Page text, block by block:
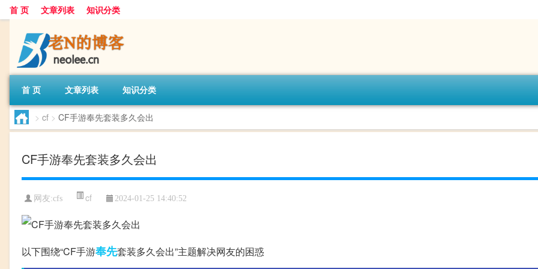
首 页 文章列表 知识分类
首 页 文章列表 知识分类
> cf > CF手游奉先套装多久会出
CF手游奉先套装多久会出
网友:cfs cf 2024-01-25 14:40:52
以下围绕“CF手游奉先套装多久会出”主题解决网友的困惑